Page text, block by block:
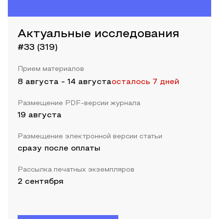
Актуальные исследования
#33 (319)
Прием материалов
8 августа - 14 августаосталось 7 дней
Размещение PDF-версии журнала
19 августа
Размещение электронной версии статьи
сразу после оплаты
Рассылка печатных экземпляров
2 сентября